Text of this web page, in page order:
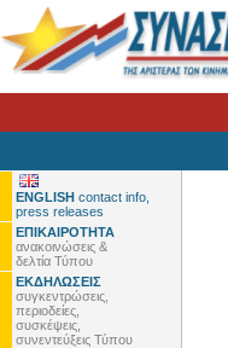
ENGLISH contact info,
press releases
ΕΠΙΚΑΙΡΟΤΗΤΑ
ανακοινώσεις &
δελτία Τύπου
ΕΚΔΗΛΩΣΕΙΣ
συγκεντρώσεις,
περιοδείες,
συσκέψεις,
συνεντεύξεις Τύπου